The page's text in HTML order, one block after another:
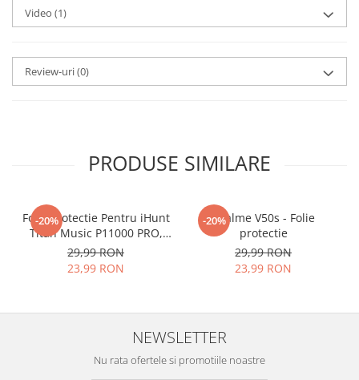
Foliile noastre sunt
tu.
Materialul folosit in
esteNano Glass flexibil.
AcestagaranteazacaNU SE
SPARGE in mii de cioburi
ascutite si periculoase.
zgarieturi si spargere, ci si
INTARESTE ecranul!
Folia avand rezistenta 9H la
Video (1)
Review-uri(0)
PRODUSE SIMILARE
-20%
Folie Protectie Pentru iHunt
Titan Music P11000 PRO,
VDOO
29,99 RON
23,99 RON
-20%
Realme V50s - Folie
protectie
29,99 RON
23,99 RON
NEWSLETTER
Nu rata ofertele si promotiile noastre